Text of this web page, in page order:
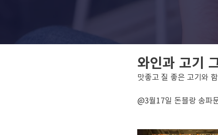
와인과 고기
맛좋고 질 좋은 고기와
@3월17일 돈블랑 송파